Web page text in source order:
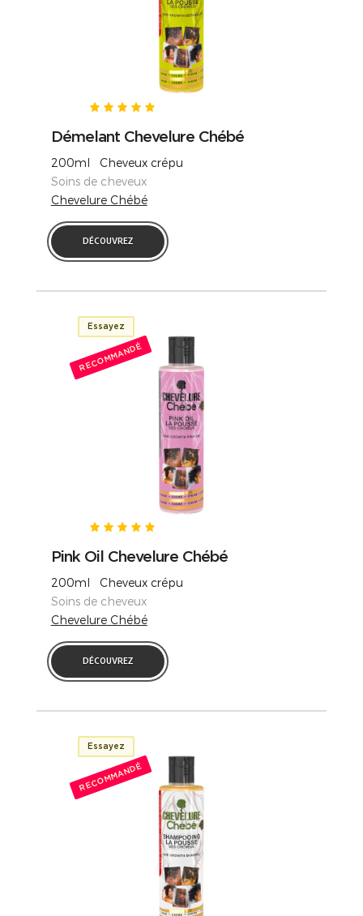
Démelant Chevelure Chébé
200ml Cheveux crépu
Soins de cheveux
Chevelure Chébé
DÉCOUVREZ
Essayez
RECOMMANDÉ
Pink Oil Chevelure Chébé
200ml Cheveux crépu
Soins de cheveux
Chevelure Chébé
DÉCOUVREZ
Essayez
RECOMMANDÉ